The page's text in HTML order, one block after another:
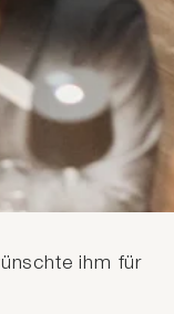
Gleichzeitig
vier Jahren und
vier Jahren
ihm für